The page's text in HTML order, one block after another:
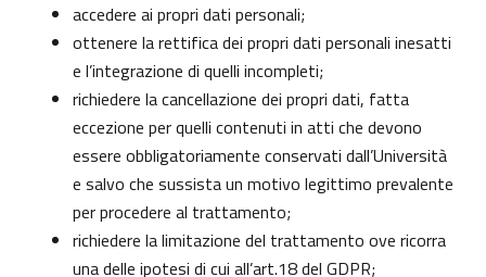
accedere ai propri dati personali;
ottenere la rettifica dei propri dati personali inesatti
e l’integrazione di quelli incompleti;
richiedere la cancellazione dei propri dati, fatta
eccezione per quelli contenuti in atti che devono
essere obbligatoriamente conservati dall’Università
e salvo che sussista un motivo legittimo prevalente
per procedere al trattamento;
richiedere la limitazione del trattamento ove ricorra
una delle ipotesi di cui all’art.18 del GDPR;